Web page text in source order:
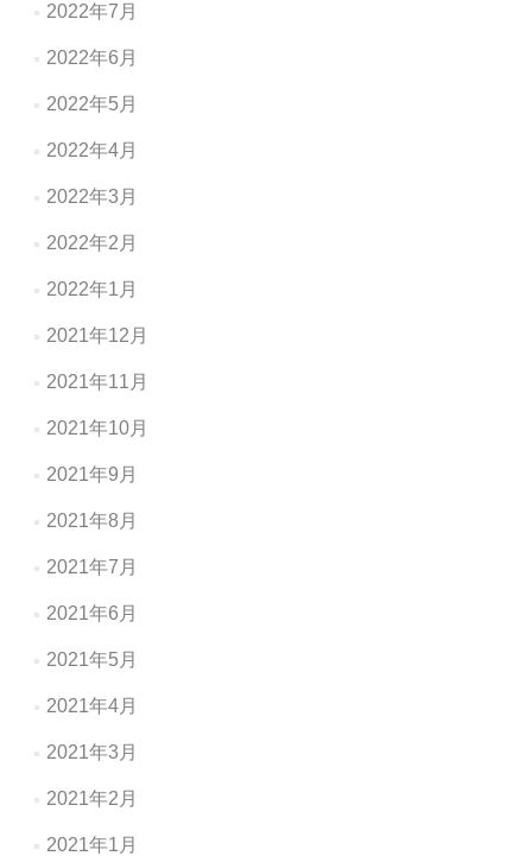
2022年7月
2022年6月
2022年5月
2022年4月
2022年3月
2022年2月
2022年1月
2021年12月
2021年11月
2021年10月
2021年9月
2021年8月
2021年7月
2021年6月
2021年5月
2021年4月
2021年3月
2021年2月
2021年1月